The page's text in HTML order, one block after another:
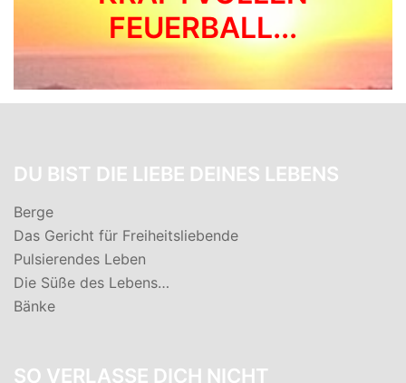
FEUERBALL...
DU BIST DIE LIEBE DEINES LEBENS
Berge
Das Gericht für Freiheitsliebende
Pulsierendes Leben
Die Süße des Lebens…
Bänke
SO VERLASSE DICH NICHT